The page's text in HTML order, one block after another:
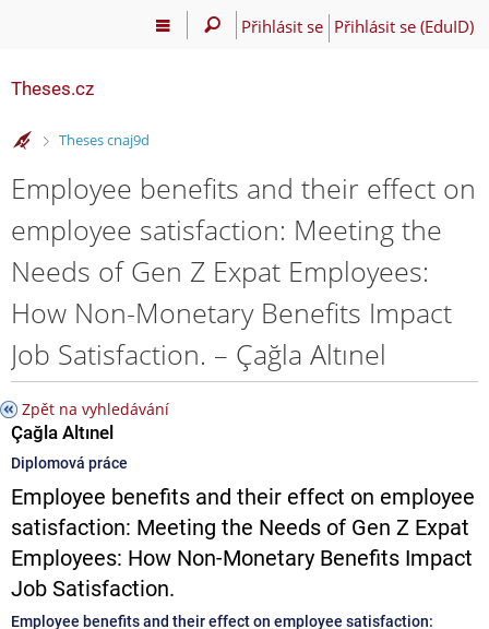
Přihlásit se Přihlásit se (EduID)
Theses.cz
>
Theses cnaj9d
Employee benefits and their effect on
employee satisfaction: Meeting the
Needs of Gen Z Expat Employees:
How Non-Monetary Benefits Impact
Job Satisfaction. – Çağla Altınel
Zpět na vyhledávání
Çağla Altınel
Diplomová práce
Employee benefits and their effect on employee
satisfaction: Meeting the Needs of Gen Z Expat
Employees: How Non-Monetary Benefits Impact
Job Satisfaction.
Employee benefits and their effect on employee satisfaction: